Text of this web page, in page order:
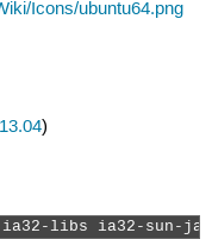
)
libs ia32-sun-